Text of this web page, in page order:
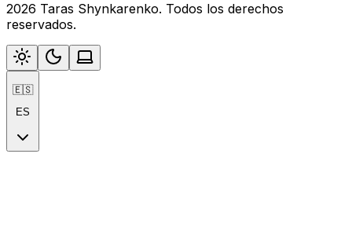
2026 Taras Shynkarenko. Todos los derechos
reservados.
🇪🇸
ES